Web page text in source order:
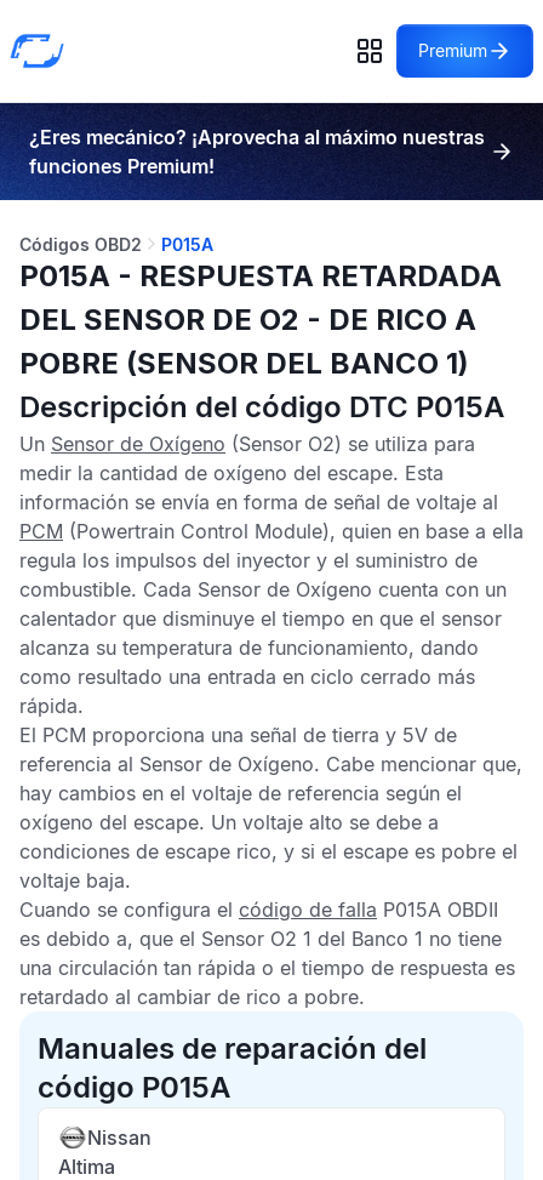
Premium
¿Eres mecánico? ¡Aprovecha al máximo nuestras
funciones Premium!
Códigos OBD2 P015A
P015A - RESPUESTA RETARDADA
DEL SENSOR DE O2 - DE RICO A
POBRE (SENSOR DEL BANCO 1)
Descripción del código DTC P015A
Un Sensor de Oxígeno (Sensor O2) se utiliza para
medir la cantidad de oxígeno del escape. Esta
información se envía en forma de señal de voltaje al
PCM (Powertrain Control Module), quien en base a ella
regula los impulsos del inyector y el suministro de
combustible. Cada Sensor de Oxígeno cuenta con un
calentador que disminuye el tiempo en que el sensor
alcanza su temperatura de funcionamiento, dando
como resultado una entrada en ciclo cerrado más
rápida.
El PCM proporciona una señal de tierra y 5V de
referencia al Sensor de Oxígeno. Cabe mencionar que,
hay cambios en el voltaje de referencia según el
oxígeno del escape. Un voltaje alto se debe a
condiciones de escape rico, y si el escape es pobre el
voltaje baja.
Cuando se configura el código de falla P015A OBDII
es debido a, que el Sensor O2 1 del Banco 1 no tiene
una circulación tan rápida o el tiempo de respuesta es
retardado al cambiar de rico a pobre.
Manuales de reparación del
código P015A
Nissan
Altima